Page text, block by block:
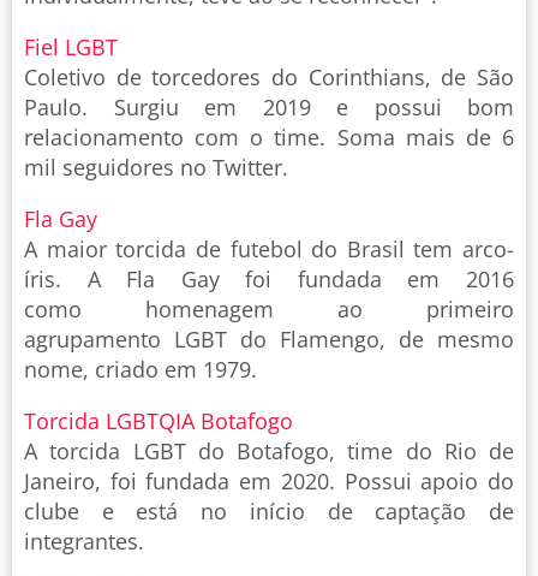
Fiel LGBT
Coletivo de torcedores do Corinthians, de São
Paulo. Surgiu em 2019 e possui bom
relacionamento com o time. Soma mais de 6
mil seguidores no Twitter.
Fla Gay
A maior torcida de futebol do Brasil tem arco-
íris. A Fla Gay foi fundada em 2016
como homenagem ao primeiro
agrupamento LGBT do Flamengo, de mesmo
nome, criado em 1979.
Torcida LGBTQIA Botafogo
A torcida LGBT do Botafogo, time do Rio de
Janeiro, foi fundada em 2020. Possui apoio do
clube e está no início de captação de
integrantes.